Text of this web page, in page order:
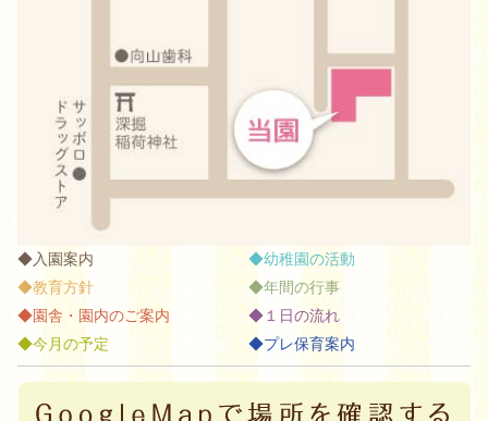
入園案内
教育方針
園舎・園内のご案内
今月の予定
幼稚園の活動
年間の行事
１日の流れ
プレ保育案内